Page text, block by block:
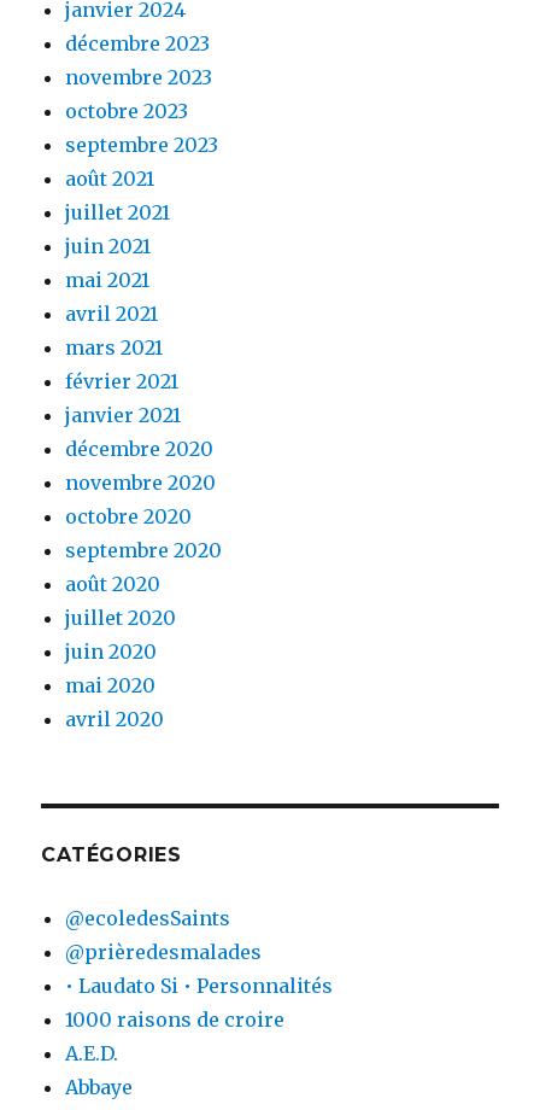
janvier 2024
décembre 2023
novembre 2023
octobre 2023
septembre 2023
août 2021
juillet 2021
juin 2021
mai 2021
avril 2021
mars 2021
février 2021
janvier 2021
décembre 2020
novembre 2020
octobre 2020
septembre 2020
août 2020
juillet 2020
juin 2020
mai 2020
avril 2020
CATÉGORIES
@ecoledesSaints
@prièredesmalades
• Laudato Si • Personnalités
1000 raisons de croire
A.E.D.
Abbaye